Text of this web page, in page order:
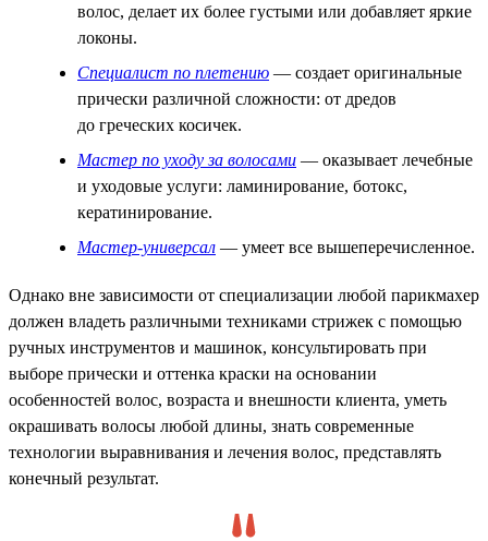
волос, делает их более густыми или добавляет яркие
локоны.
Специалист по плетению — создает оригинальные
прически различной сложности: от дредов
до греческих косичек.
Мастер по уходу за волосами — оказывает лечебные
и уходовые услуги: ламинирование, ботокс,
кератинирование.
Мастер-универсал — умеет все вышеперечисленное.
Однако вне зависимости от специализации любой парикмахер
должен владеть различными техниками стрижек с помощью
ручных инструментов и машинок, консультировать при
выборе прически и оттенка краски на основании
особенностей волос, возраста и внешности клиента, уметь
окрашивать волосы любой длины, знать современные
технологии выравнивания и лечения волос, представлять
конечный результат.